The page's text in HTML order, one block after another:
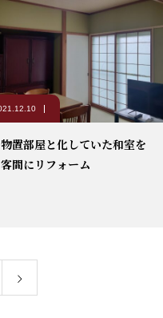
物置部屋と化していた和室を
客間にリフォーム